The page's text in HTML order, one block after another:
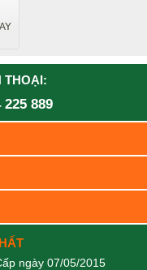
THOẠI:
225 889
ngày 07/05/2015